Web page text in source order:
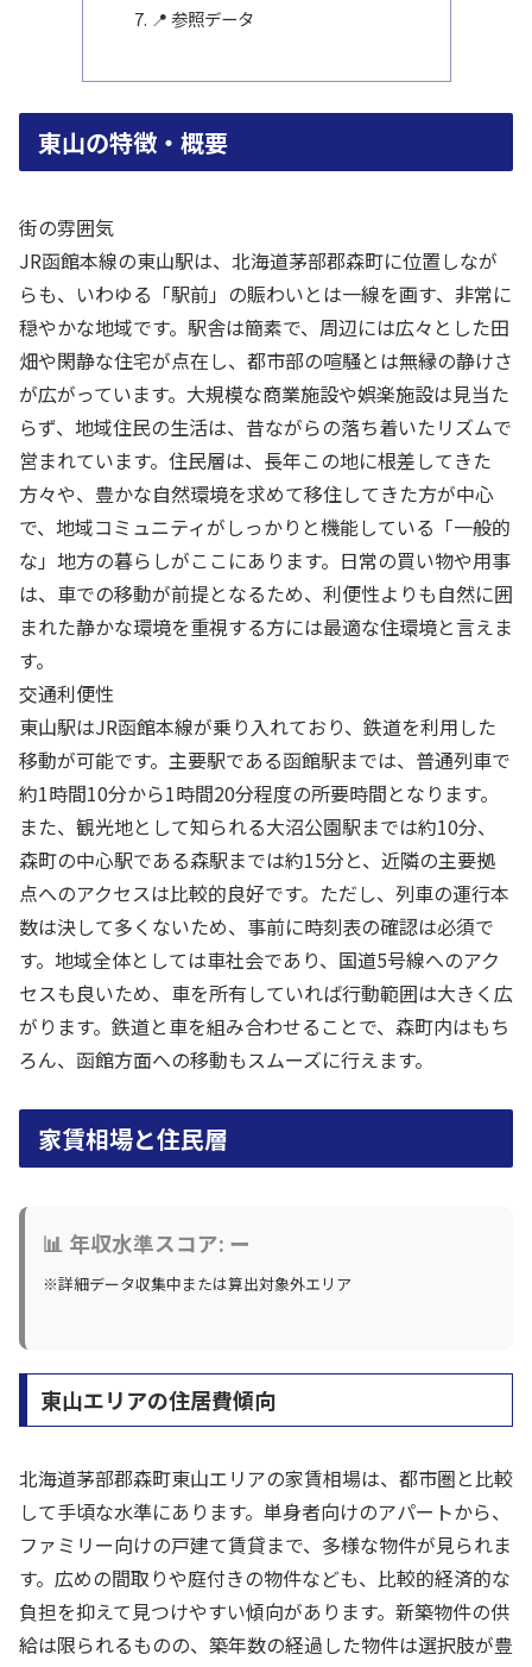
📍 参照データ
東山の特徴・概要
街の雰囲気
JR函館本線の東山駅は、北海道茅部郡森町に位置しなが
らも、いわゆる「駅前」の賑わいとは一線を画す、非常に
穏やかな地域です。駅舎は簡素で、周辺には広々とした田
畑や閑静な住宅が点在し、都市部の喧騒とは無縁の静けさ
が広がっています。大規模な商業施設や娯楽施設は見当た
らず、地域住民の生活は、昔ながらの落ち着いたリズムで
営まれています。住民層は、長年この地に根差してきた
方々や、豊かな自然環境を求めて移住してきた方が中心
で、地域コミュニティがしっかりと機能している「一般的
な」地方の暮らしがここにあります。日常の買い物や用事
は、車での移動が前提となるため、利便性よりも自然に囲
まれた静かな環境を重視する方には最適な住環境と言えま
す。
交通利便性
東山駅はJR函館本線が乗り入れており、鉄道を利用した
移動が可能です。主要駅である函館駅までは、普通列車で
約1時間10分から1時間20分程度の所要時間となります。
また、観光地として知られる大沼公園駅までは約10分、
森町の中心駅である森駅までは約15分と、近隣の主要拠
点へのアクセスは比較的良好です。ただし、列車の運行本
数は決して多くないため、事前に時刻表の確認は必須で
す。地域全体としては車社会であり、国道5号線へのアク
セスも良いため、車を所有していれば行動範囲は大きく広
がります。鉄道と車を組み合わせることで、森町内はもち
ろん、函館方面への移動もスムーズに行えます。
家賃相場と住民層
📊 年収水準スコア: ー
※詳細データ収集中または算出対象外エリア
東山エリアの住居費傾向
北海道茅部郡森町東山エリアの家賃相場は、都市圏と比較
して手頃な水準にあります。単身者向けのアパートから、
ファミリー向けの戸建て賃貸まで、多様な物件が見られま
す。広めの間取りや庭付きの物件なども、比較的経済的な
負担を抑えて見つけやすい傾向があります。新築物件の供
給は限られるものの、築年数の経過した物件は選択肢が豊